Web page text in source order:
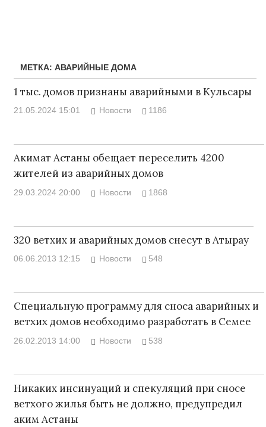
МЕТКА: АВАРИЙНЫЕ ДОМА
1 тыс. домов признаны аварийными в Кульсары
21.05.2024 15:01 Новости 1186
Акимат Астаны обещает переселить 4200
жителей из аварийных домов
29.03.2024 20:00 Новости 1868
320 ветхих и аварийных домов снесут в Атырау
06.06.2013 12:15 Новости 548
Специальную программу для сноса аварийных и
ветхих домов необходимо разработать в Семее
26.02.2013 14:00 Новости 538
Никаких инсинуаций и спекуляций при сносе
ветхого жилья быть не должно, предупредил
аким Астаны